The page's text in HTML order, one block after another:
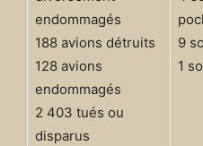
endommagés
188 avions détruits
128 avions
endommagés
2 403 tués ou
disparus
9
1